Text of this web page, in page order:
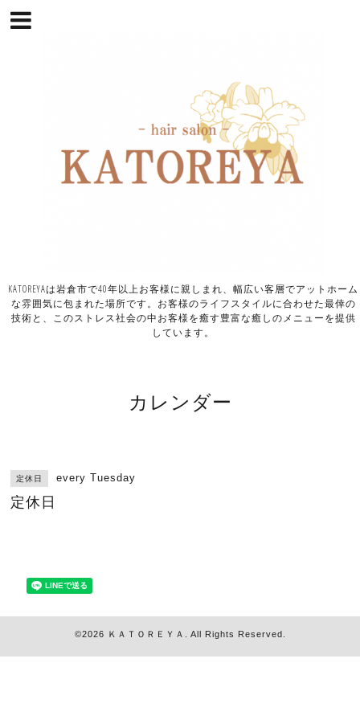
KATOREYAは岩倉市で40年以上お客様に親しまれ、幅広い客層でアットホーム
な雰囲気に包まれた場所です。お客様のライフスタイルに合わせた最倖の
技術と、このストレス社会の中お客様を癒す豊富な癒しのメニューを提供
しています。
カレンダー
定休日 every Tuesday
定休日
©2026 ＫＡＴＯＲＥＹＡ . All Rights Reserved.